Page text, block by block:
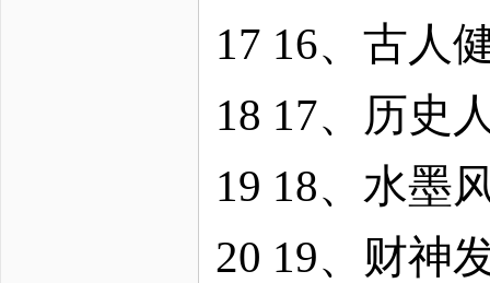
17 16、古人
18 17、历史
19 18、水墨
20 19、财神